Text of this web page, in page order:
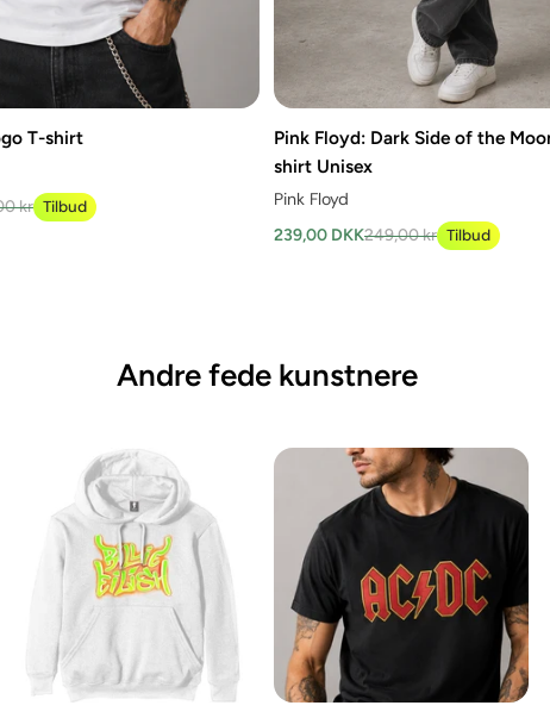
T-shirt
kr Tilbud
Pink Floyd: Dark Side of the
shirt Unisex
Pink Floyd
239,00 DKK249,00 kr Tilbud
Andre fede kunstnere